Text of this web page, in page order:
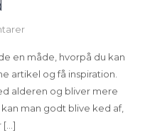
en måde, hvorpå du kan
artikel og få inspiration.
alderen og bliver mere
man godt blive ked af,
[…]